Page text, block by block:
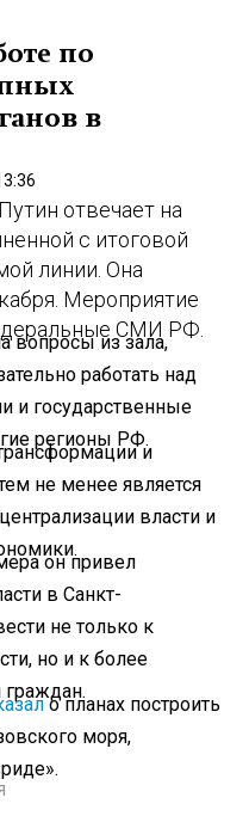
по
в
отвечает на
с итоговой
линии. Она
Мероприятие
СМИ РФ.
вопросы из зала,
работать над
и государственные
регионы РФ.
и
не менее является
власти и
он привел
в Санкт-
не только к
но и к более
о планах построить
моря,